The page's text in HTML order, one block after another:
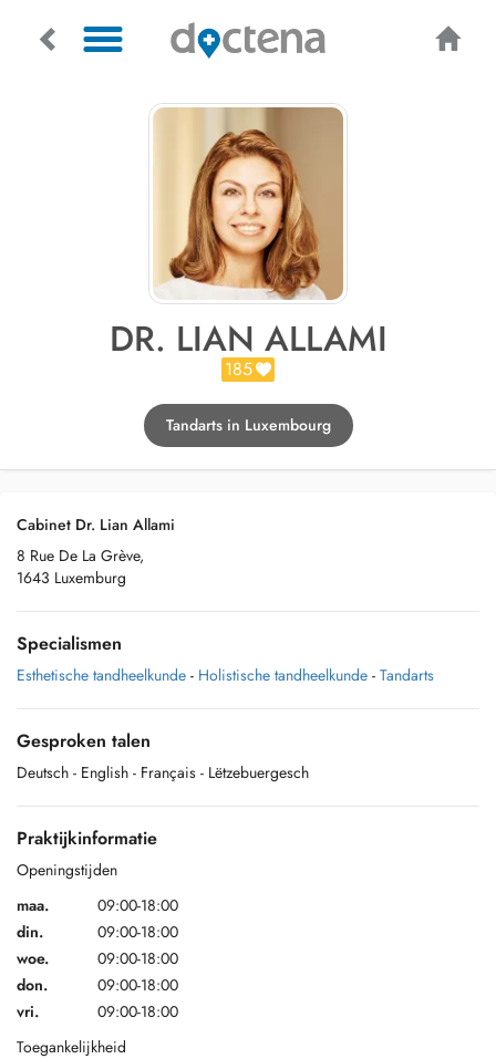
DR. LIAN ALLAMI
185
Tandarts in Luxembourg
Cabinet Dr. Lian Allami
8 Rue De La Grève,
1643 Luxemburg
Specialismen
Esthetische tandheelkunde - Holistische tandheelkunde - Tandarts
Gesproken talen
Deutsch - English - Français - Lëtzebuergesch
Praktijkinformatie
Openingstijden
maa.
09:00-18:00
din.
09:00-18:00
woe.
09:00-18:00
don.
09:00-18:00
vri.
09:00-18:00
Toegankelijkheid